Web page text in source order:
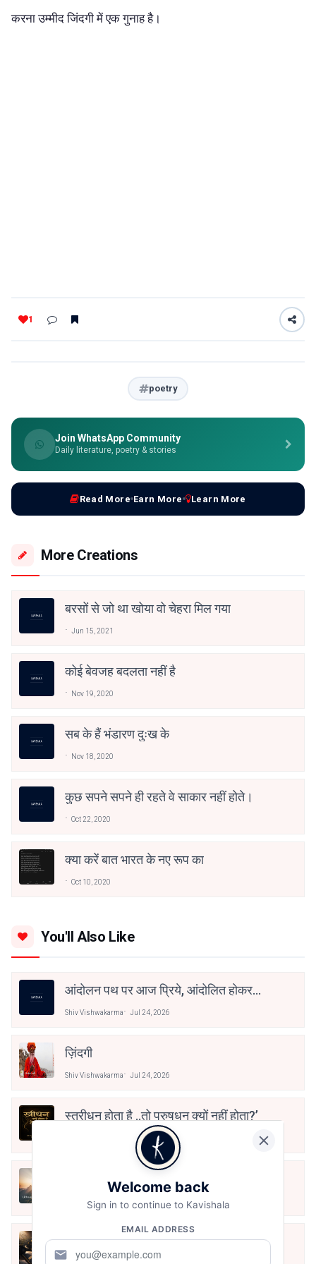
करना उम्मीद जिंदगी में एक गुनाह है।
1
poetry
Join WhatsApp Community
Daily literature, poetry & stories
Read More Earn More Learn More
More Creations
बरसों से जो था खोया वो चेहरा मिल गया
Jun 15, 2021
कोई बेवजह बदलता नहीं है
Nov 19, 2020
सब के हैं भंडारण दुःख के
Nov 18, 2020
कुछ सपने सपने ही रहते वे साकार नहीं होते।
Oct 22, 2020
क्या करें बात भारत के नए रूप का
Oct 10, 2020
You'll Also Like
आंदोलन पथ पर आज प्रिये, आंदोलित होकर
Shiv Vishwakarma Jul 24, 2026
ज़िंदगी
Shiv Vishwakarma Jul 24, 2026
स्त्रीधन होता है ..तो पुरुषधन क्यों नहीं होता?’
Jul 16, 2026
धर्म कब जागेगा?
Shiv Vishwakarma Jul 15, 2026
मुझे ग़ुस्सा देर से आता है
Welcome back
Sign in to continue to Kavishala
EMAIL ADDRESS
mail